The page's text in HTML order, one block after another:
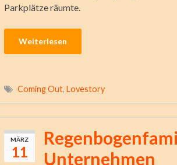
Parkplätze räumte.
Weiterlesen
Coming Out, Lovestory
MÄRZ
11
Unternehmen